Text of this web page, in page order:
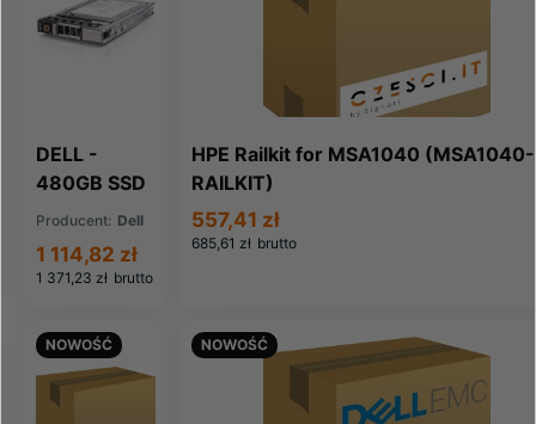
DELL -
480GB SSD
SFF SATA
6G RI
D6YY2
BDPQ)
Producent: Dell
1 371,23 zł brutto
1 114,82 zł
HPE Railkit for MSA1040 (MSA1040-
RAILKIT)
685,61 zł brutto
557,41 zł
NOWOŚĆ NOWOŚĆ